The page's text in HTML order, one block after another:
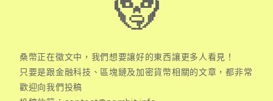
桑幣正在徵文中，我們想要讓好的東西讓更多人看見！
只要是跟金融科技、區塊鏈及加密貨幣相關的文章，都非常
歡迎向我們投稿